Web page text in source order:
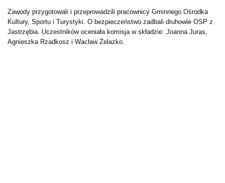
Zawody przygotowali i przeprowadzili pracownicy Gminnego Ośrodka
Kultury, Sportu i Turystyki. O bezpieczeństwo zadbali druhowie OSP z
Jastrzębia. Uczestników oceniała komisja w składzie: Joanna Juras,
Agnieszka Rzadkosz i Wacław Żelazko.